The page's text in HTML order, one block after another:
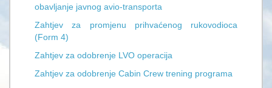
obavljanje javnog avio-transporta
Zahtjev za promjenu prihvaćenog rukovodioca
(Form 4)
Zahtjev za odobrenje LVO operacija
Zahtjev za odobrenje Cabin Crew trening programa